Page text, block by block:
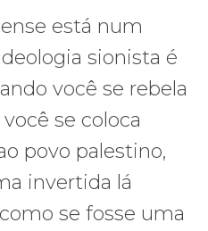
está num
sionista é
você se rebela
se coloca
povo palestino,
invertida lá
se fosse uma